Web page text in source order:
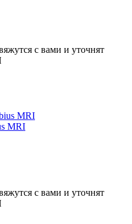
с вами и уточнят
MRI
с вами и уточнят